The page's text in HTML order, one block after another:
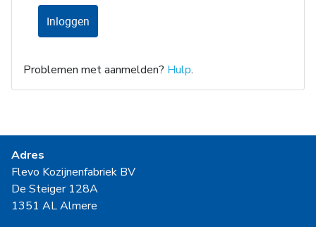
Inloggen
Problemen met aanmelden? Hulp.
Adres
Flevo Kozijnenfabriek BV
De Steiger 128A
1351 AL Almere